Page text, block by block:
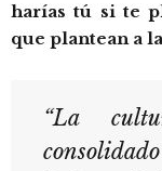
harías tú si te
que plantean a
“La